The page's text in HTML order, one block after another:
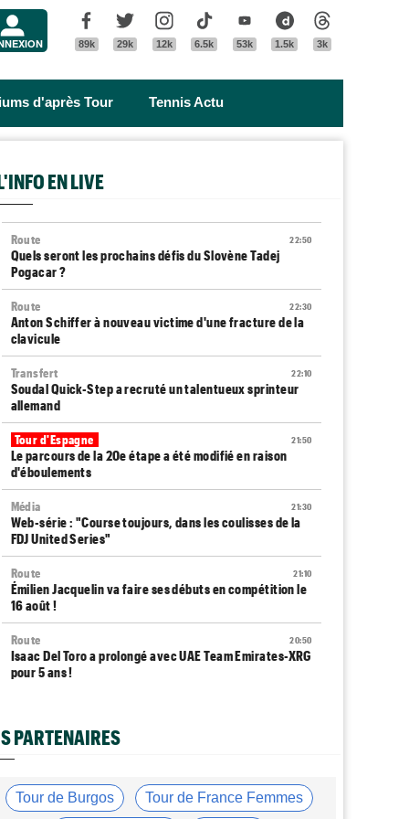
Facebook
89k
Twitter
29k
Instagram
12k
Tik Tok
6.5k
Youtube
53k
Dailymotion
1.5k 3k
d'après Tour Tennis Actu
EN LIVE
22:50
Route
Quels seront les prochains défis du Slovène Tadej
Pogacar ?
22:30
Route
Anton Schiffer à nouveau victime d'une fracture de la
clavicule
22:10
Transfert
Soudal Quick-Step a recruté un talentueux sprinteur
allemand
21:50
Tour d'Espagne
Le parcours de la 20e étape a été modifié en raison
d'éboulements
21:30
Média
Web-série : "Course toujours, dans les coulisses de la
FDJ United Series"
21:10
Route
Émilien Jacquelin va faire ses débuts en compétition le
16 août !
20:50
Route
Isaac Del Toro a prolongé avec UAE Team Emirates-XRG
pour 5 ans !
monnaie courante"
Le Mercato vélo est ouvert... toutes les dernières infos
et rumeurs
PARTENAIRES
Tour de Burgos Tour de France Femmes